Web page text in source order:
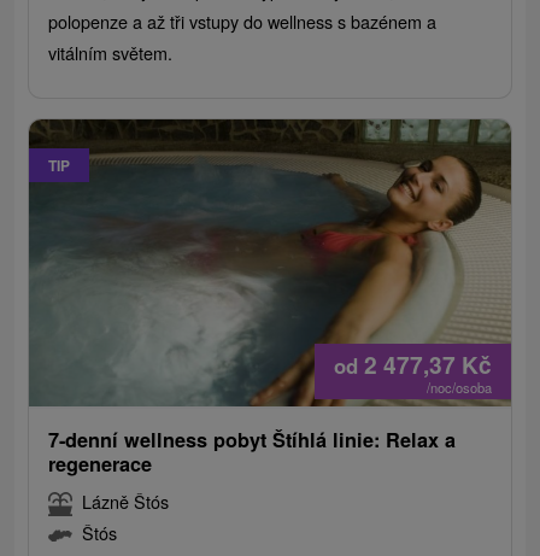
polopenze a až tři vstupy do wellness s bazénem a
vitálním světem.
TIP
od 2 477,37 Kč
/noc/osoba
7-denní wellness pobyt Štíhlá linie: Relax a
regenerace
Lázně Štós
Štós